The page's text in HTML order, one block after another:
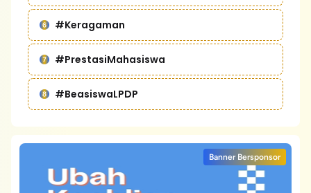
#Keragaman
#PrestasiMahasiswa
#BeasiswaLPDP
Banner Bersponsor